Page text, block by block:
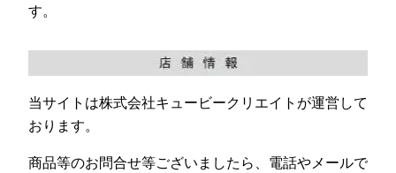
す。
当サイトは株式会社キュービークリエイトが運営して
おります。
商品等のお問合せ等ございましたら、電話やメールで